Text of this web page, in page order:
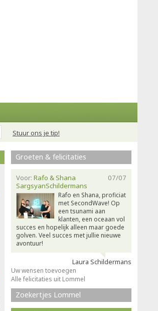
Stuur ons je tip!
Groeten & felicitaties
07/07
Voor: Rafo & Shana
SargsyanSchildermans
Rafo en Shana, proficiat
met SecondWave! Op
een tsunami aan
klanten, een oceaan vol
succes en hopelijk alleen maar goede
golven. Veel succes met jullie nieuwe
avontuur!
Laura Schildermans
Uw wensen toevoegen
Alle felicitaties uit Lommel
Zoekertjes Lommel